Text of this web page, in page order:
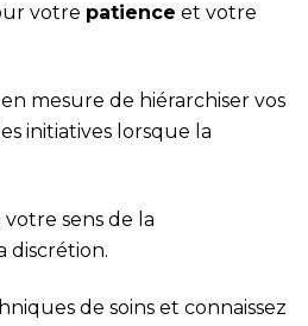
votre patience et votre
mesure de hiérarchiser vos
initiatives lorsque la
votre sens de la
discrétion.
de soins et connaissez